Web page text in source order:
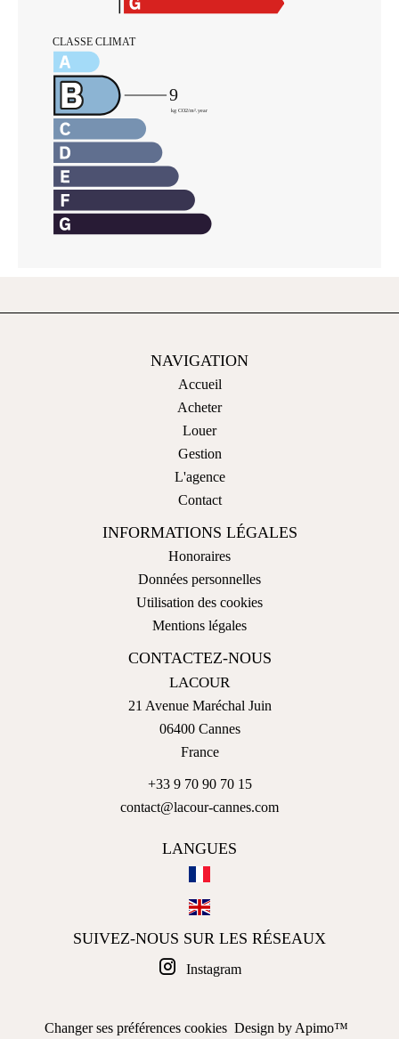
NAVIGATION
Accueil
Acheter
Louer
Gestion
L'agence
Contact
INFORMATIONS LÉGALES
Honoraires
Données personnelles
Utilisation des cookies
Mentions légales
CONTACTEZ-NOUS
LACOUR
21 Avenue Maréchal Juin
06400Cannes
France
+33 9 70 90 70 15
contact@lacour-cannes.com
LANGUES
SUIVEZ-NOUS SUR LES RÉSEAUX
Instagram
Changer ses préférences cookies Design by Apimo™